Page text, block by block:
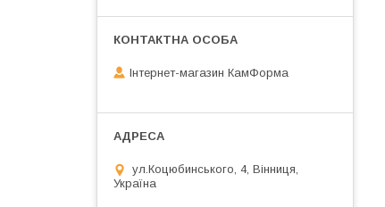
Інтернет-магазин КамФорма
ул.Коцюбинського, 4, Вінниця,
Україна